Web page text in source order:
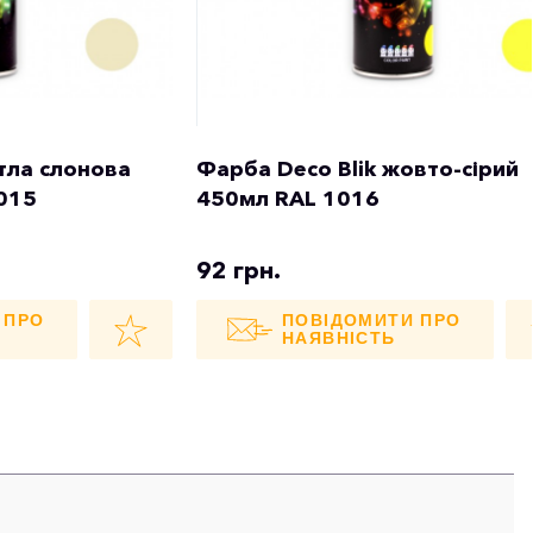
слонова
Фарба Deco Blik жовто-сірий
450мл RAL 1016
92 грн.
ПОВІДОМИТИ ПРО
НАЯВНІСТЬ